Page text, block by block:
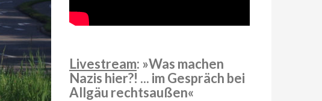
Livestream: »Was machen
Nazis hier?! ... im Gespräch bei
Allgäu rechtsaußen«